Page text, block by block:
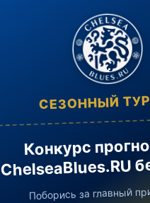
СЕЗОННЫЙ
Конкурс
ChelseaBlues.RU
Поборись за главный